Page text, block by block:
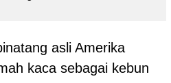
asli Amerika
kaca sebagai kebun